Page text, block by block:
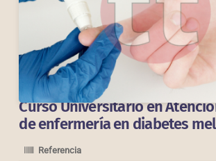
Curso Universitario en
de enfermería en diabetes
Referencia